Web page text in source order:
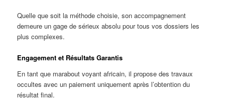
Quelle que soit la méthode choisie, son accompagnement
demeure un gage de sérieux absolu pour tous vos dossiers les
plus complexes.
Engagement et Résultats Garantis
En tant que marabout voyant africain, il propose des travaux
occultes avec un paiement uniquement après l’obtention du
résultat final.